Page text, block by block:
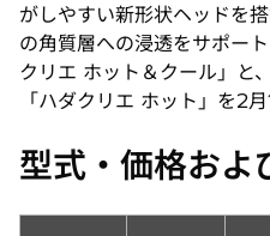
がしやすい新形状ヘッドを
の角質層への浸透をサポー
クリエ ホット＆クール」と
「ハダクリエ ホット」を2
型式・価格およ